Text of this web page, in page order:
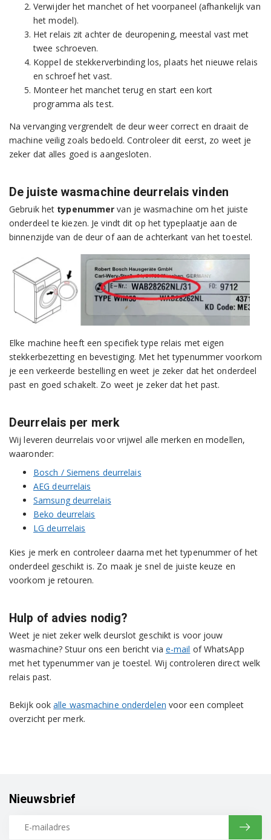
Verwijder het manchet of het voorpaneel (afhankelijk van
het model).
Het relais zit achter de deuropening, meestal vast met
twee schroeven.
Koppel de stekkerverbinding los, plaats het nieuwe relais
en schroef het vast.
Monteer het manchet terug en start een kort
programma als test.
Na vervanging vergrendelt de deur weer correct en draait de
machine veilig zoals bedoeld. Controleer dit eerst, zo weet je
zeker dat alles goed is aangesloten.
De juiste wasmachine deurrelais vinden
Gebruik het typenummer van je wasmachine om het juiste
onderdeel te kiezen. Je vindt dit op het typeplaatje aan de
binnenzijde van de deur of aan de achterkant van het toestel.
Elke machine heeft een specifiek type relais met eigen
stekkerbezetting en bevestiging. Met het typenummer voorkom
je een verkeerde bestelling en weet je zeker dat het onderdeel
past en goed schakelt. Zo weet je zeker dat het past.
Deurrelais per merk
Wij leveren deurrelais voor vrijwel alle merken en modellen,
waaronder:
Bosch / Siemens deurrelais
AEG deurrelais
Samsung deurrelais
Beko deurrelais
LG deurrelais
Kies je merk en controleer daarna met het typenummer of het
onderdeel geschikt is. Zo maak je snel de juiste keuze en
voorkom je retouren.
Hulp of advies nodig?
Weet je niet zeker welk deurslot geschikt is voor jouw
wasmachine? Stuur ons een bericht via e-mail of WhatsApp
met het typenummer van je toestel. Wij controleren direct welk
relais past.
Bekijk ookalle wasmachine onderdelen voor een compleet
overzicht per merk.
Nieuwsbrief